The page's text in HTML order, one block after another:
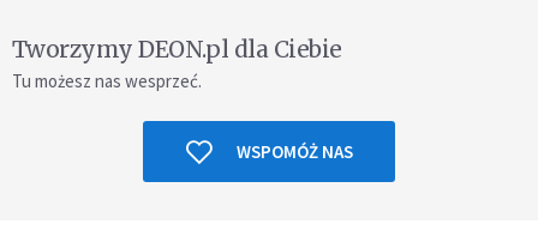
Tworzymy DEON.pl dla Ciebie
Tu możesz nas wesprzeć.
WSPOMÓŻ NAS